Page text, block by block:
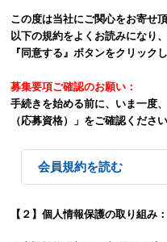
この度は当社にご関心をお寄せ
以下の規約をよくお読みになり
『同意する』ボタンをクリック
募集要項ご確認のお願い：
手続きを始める前に、いま一度
（応募資格）」をご確認ください
会員規約を読む
【２】個人情報保護の取り組み：